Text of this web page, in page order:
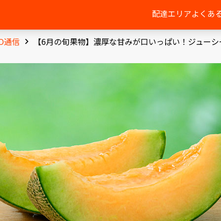
配達エリアよくあ
通信 【6月の旬果物】濃厚な甘みが口いっぱい！ジュー